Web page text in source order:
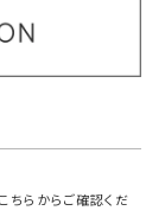
こちらからご確認くだ